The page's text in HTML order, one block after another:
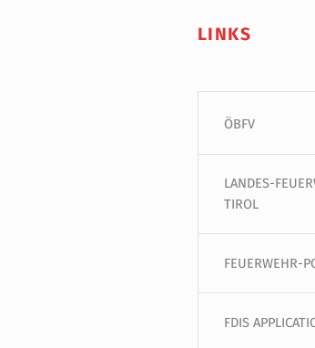
LINKS
ÖBFV
LANDES-
TIROL
FEUERWEHR-
FDIS